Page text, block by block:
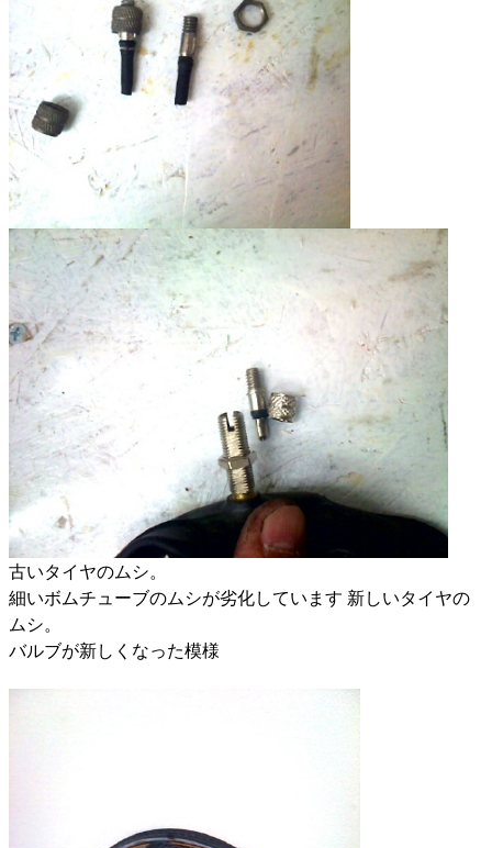
古いタイヤのムシ。
細いボムチューブのムシが劣化しています 新しいタイヤの
ムシ。
バルブが新しくなった模様